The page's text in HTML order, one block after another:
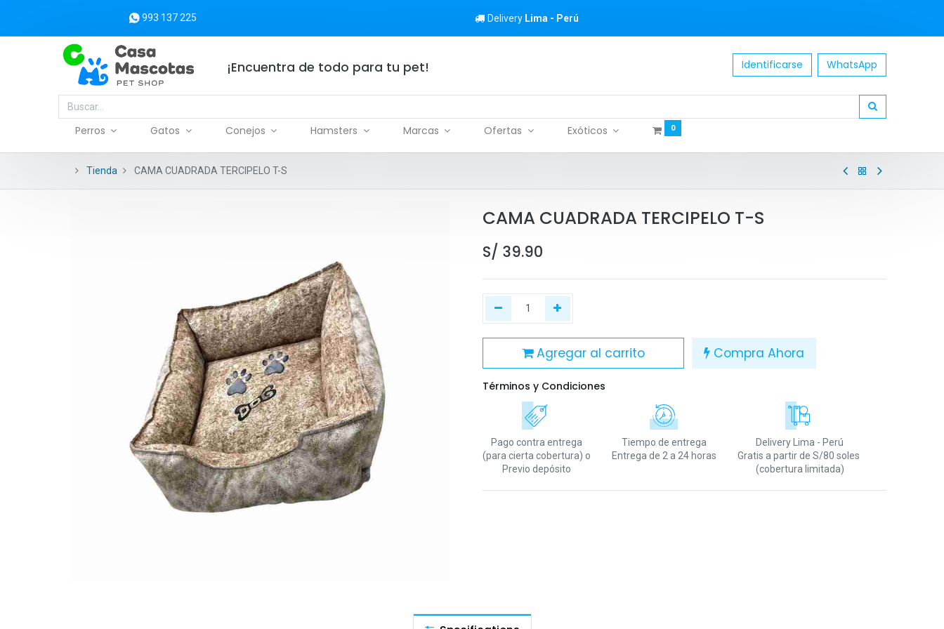
993 137 225 Delivery Lima - Perú
¡Encuentra de todo para tu pet! Identificarse WhatsApp
Perros Gatos Conejos Hamsters Marcas Ofertas Exóticos 0
Tienda CAMA CUADRADA TERCIPELO T-S
CAMA CUADRADA TERCIPELO T-S
S/ 39.90
Agregar al carrito Compra Ahora
Términos y Condiciones
Pago contra entrega
(para cierta cobertura) o
Previo depósito
Tiempo de entrega
Entrega de 2 a 24 horas
Delivery Lima - Perú
Gratis a partir de S/80 soles
(cobertura limitada)